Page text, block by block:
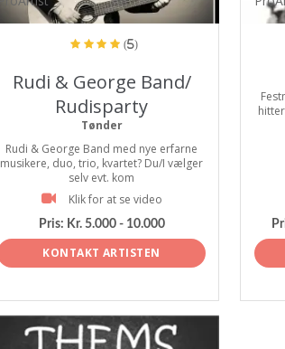
(5)
Rudi & George Band/
Rudisparty
Tønder
Rudi & George Band med nye erfarne
musikere, duo, trio, kvartet? Du/I vælger
selv evt. kom
Klik for at se video
Pris: Kr. 5.000 - 10.000
KONTAKT ARTISTEN